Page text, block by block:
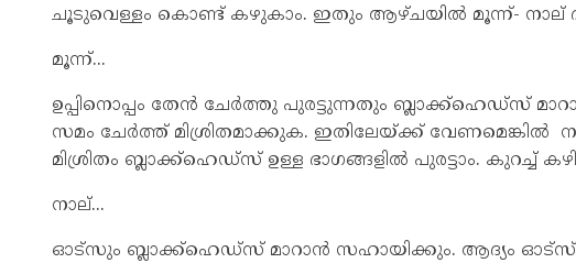
ചൂടുവെള്ളം കൊണ്ട് കഴുകാം. ഇതും ആഴ്ചയില്‍ മൂന്ന്- നാല്
മൂന്ന്...
ഉപ്പിനൊപ്പം തേന്‍ ചേര്‍ത്തു പുരട്ടുന്നതും ബ്ലാക്ക്ഹെഡ്‌സ്
സമം ചേര്‍ത്ത് മിശ്രിതമാക്കുക. ഇതിലേയ്ക്ക് വേണമെങ്കില്‍
മിശ്രിതം ബ്ലാക്ക്ഹെഡ്‌സ് ഉള്ള ഭാഗങ്ങളില്‍ പുരട്ടാം.
നാല്...
ഓട്‌സും ബ്ലാക്ക്‌ഹെഡ്‌സ് മാറാന്‍ സഹായിക്കും. ആദ്യം ഓട്സ്